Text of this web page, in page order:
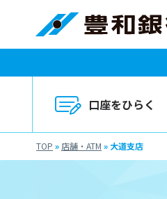
口座をひらく
TOP » 店舗・ATM » 大道支店